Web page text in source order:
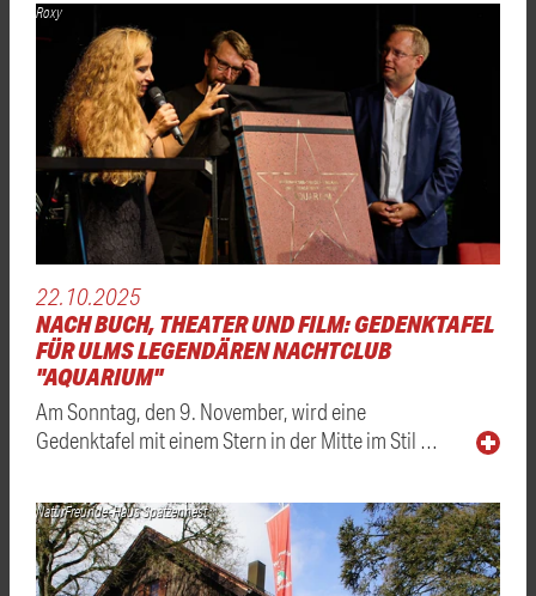
Roxy
22.10.2025
NACH BUCH, THEATER UND FILM: GEDENKTAFEL
FÜR ULMS LEGENDÄREN NACHTCLUB
"AQUARIUM"
Am Sonntag, den 9. November, wird eine
Gedenktafel mit einem Stern in der Mitte im Stil …
NaturFreunde-Haus Spatzennest